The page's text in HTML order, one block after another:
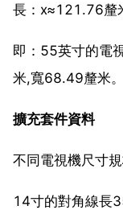
長：x≈121.76釐
即：55英寸的電
米,寬68.49釐米。
擴充套件資料
不同電視機尺寸規
14寸的對角線長